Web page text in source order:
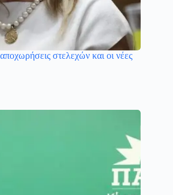
στελεχών και οι νέες